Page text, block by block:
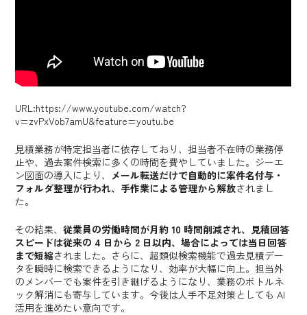
URL:https://www.youtube.com/watch?
v=zvPxVob7amU&feature=youtu.be
見積業務が特定担当者に依存しており、担当者不在時の業務停
止や、過去案件検索に多くの時間を費やしていました。ジーエ
ン図面の導入により、 メール転送だけで自動的に案件名付与・
フォルダ整理が行われ、手作業による管理から解放されまし
た。
その結果、従業員の労働時間が月約 10 時間削減され、見積回答
スピードは従来の 4 日から 2 日以内、場合によっては当日回答
まで短縮されました。さらに、超類似検索機能で過去見積デー
タを瞬時に検索できるようになり、効率が大幅に向上。担当外
のメンバーでも案件を引き継げるようになり、業務のボトルネ
ック解消にも寄与しています。今後は人手不足対策としても AI
活用を進めたい意向です。